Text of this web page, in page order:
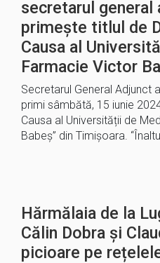
secretarul general
primește titlul de
Causa al
Farmacie Victor
Secretarul General Adjunct
primi sâmbătă, 15 iunie
Causa al Universității de
Babeș” din Timișoara.
Hărmălaia de la
Călin Dobra și
picioare pe